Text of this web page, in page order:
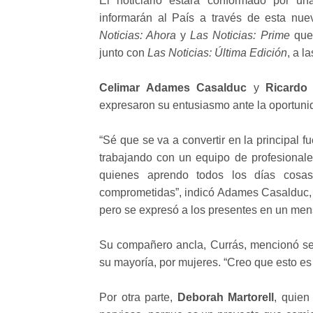
informarán al País a través de esta
Noticias: Ahora yLas Noticias: Primeque
junto con Las Noticias: Última Edición, a
Celimar Adames Casalduc yRicardo
expresaron su entusiasmo ante la
“Sé que se va a convertir en la principal
trabajando con un equipo de
quienes aprendo todos los días
comprometidas”, indicó Adames
pero se expresó a los presentes en un
Su compañero ancla, Currás, mencionó
su mayoría, por mujeres. “Creo que esto
Por otra parte, Deborah Martorell , quien